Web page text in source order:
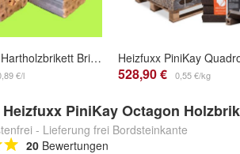
Pini & Kay Hartholzbrikett Briketts EICHE 3 x 10 kg Holzbrikett PiniKay 30 kg
€/l 528,90 € 0,55 €/kg
Heizfuxx PiniKay Octagon
- Lieferung frei Bordsteinkante
20 Bewertungen